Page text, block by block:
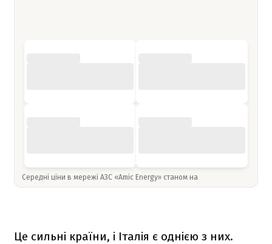
Середні ціни в мережі АЗС «Amic Energy» станом на
Це сильні країни, і Італія є однією з них.